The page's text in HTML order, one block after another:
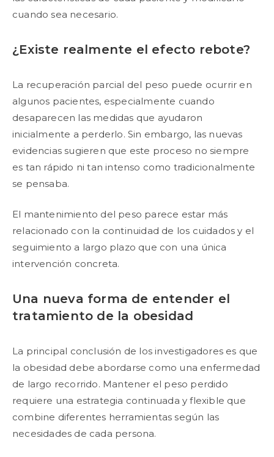
cuando sea necesario.
¿Existe realmente el efecto rebote?
La recuperación parcial del peso puede ocurrir en
algunos pacientes, especialmente cuando
desaparecen las medidas que ayudaron
inicialmente a perderlo. Sin embargo, las nuevas
evidencias sugieren que este proceso no siempre
es tan rápido ni tan intenso como tradicionalmente
se pensaba.
El mantenimiento del peso parece estar más
relacionado con la continuidad de los cuidados y el
seguimiento a largo plazo que con una única
intervención concreta.
Una nueva forma de entender el
tratamiento de la obesidad
La principal conclusión de los investigadores es que
la obesidad debe abordarse como una enfermedad
de largo recorrido. Mantener el peso perdido
requiere una estrategia continuada y flexible que
combine diferentes herramientas según las
necesidades de cada persona.